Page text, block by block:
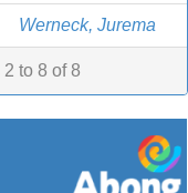
Werneck, Jurema
to 8 of 8